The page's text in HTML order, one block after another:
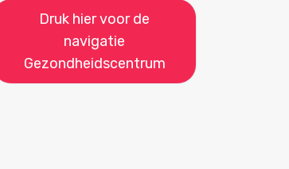
Druk hier voor de
navigatie
Gezondheidscentrum